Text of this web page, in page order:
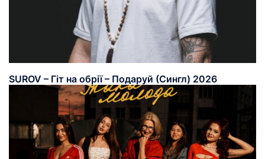
SUROV – Гіт на обрії – Подаруй (Сингл) 2026